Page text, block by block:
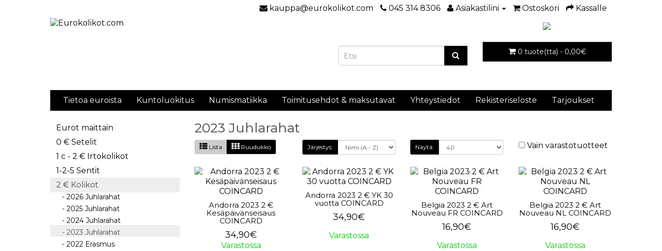
kauppa@eurokolikot.com 045 314 8306 Asiakastilini Ostoskori Kassalle
0 tuote(tta) - 0,00€
Tietoa euroista Kuntoluokitus Numismatiikka Toimitusehdot & maksutavat Yhteystiedot Rekisteriseloste Tarjoukset
Eurot maittain
0 € Setelit
1 c - 2 € Irtokolikot
1-2-5 Sentit
2 € Kolikot
- 2026 Juhlarahat
- 2025 Juhlarahat
- 2024 Juhlarahat
- 2023 Juhlarahat
- 2022 Erasmus
2023 Juhlarahat
Lista Ruudukko Järjestys: Näytä: Vain varastotuotteet
Andorra 2023 2 €
Kesäpäivänseisaus
COINCARD
34,90€
Varastossa
Andorra 2023 2 € YK 30
vuotta COINCARD
34,90€
Varastossa
Belgia 2023 2 € Art
Nouveau FR COINCARD
16,90€
Varastossa
Belgia 2023 2 € Art
Nouveau NL COINCARD
16,90€
Varastossa